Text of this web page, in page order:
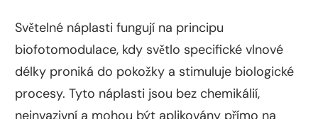
Světelné náplasti fungují na principu
biofotomodulace, kdy světlo specifické vlnové
délky proniká do pokožky a stimuluje biologické
procesy. Tyto náplasti jsou bez chemikálií,
neinvazivní a mohou být aplikovány přímo na